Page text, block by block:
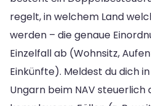
regelt, in welchem Land
werden – die genaue
Einzelfall ab (Wohnsitz,
Einkünfte). Meldest du dich
Ungarn beim NAV steuerlich